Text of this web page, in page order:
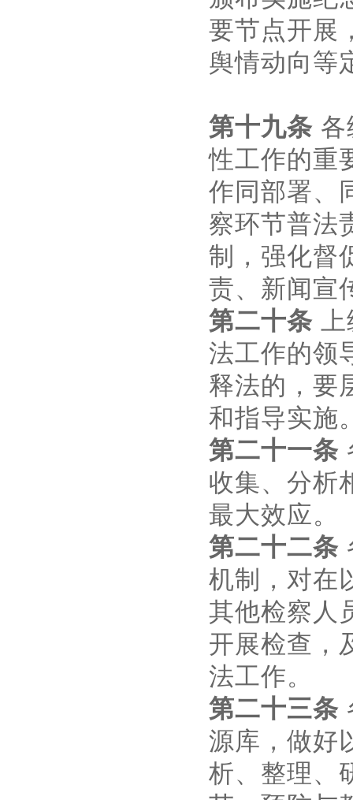
要节点开展
舆情动向等
第十九条各
性工作的重
作同部署、
察环节普法
制，强化督
责、新闻宣
第二十条上
法工作的领
释法的，要
和指导实施
第二十一条
收集、分析
最大效应。
第二十二条
机制，对在
其他检察人
开展检查，
法工作。
第二十三条
源库，做好
析、整理、